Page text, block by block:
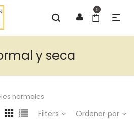
0
y seca
normales
Filters Ordenar por